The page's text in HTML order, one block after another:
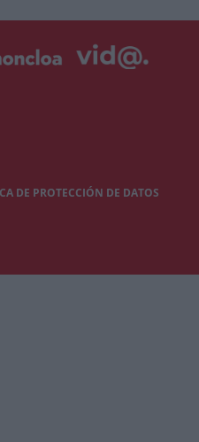
DE PROTECCIÓN DE DATOS